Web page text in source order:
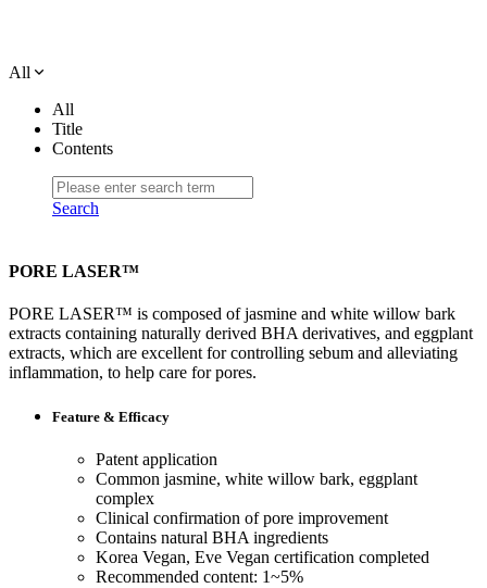
All
All
Title
Contents
Search
PORE LASER™
PORE LASER™ is composed of jasmine and white willow bark
extracts containing naturally derived BHA derivatives, and eggplant
extracts, which are excellent for controlling sebum and alleviating
inflammation, to help care for pores.
Feature & Efficacy
Patent application
Common jasmine, white willow bark, eggplant
complex
Clinical confirmation of pore improvement
Contains natural BHA ingredients
Korea Vegan, Eve Vegan certification completed
Recommended content: 1~5%